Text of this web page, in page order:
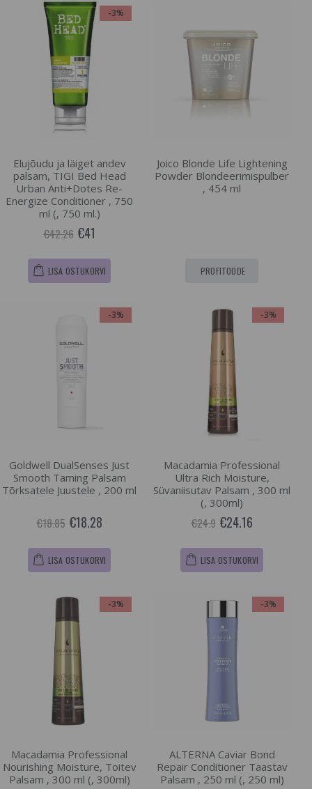
-3%
Elujõudu ja läiget andev
palsam, TIGI Bed Head
Urban Anti+Dotes Re-
Energize Conditioner , 750
ml (, 750 ml.)
€42.26 €41
LISA OSTUKORVI
Joico Blonde Life Lightening
Powder Blondeerimispulber
, 454 ml
PROFITOODE
-3%
Goldwell DualSenses Just
Smooth Taming Palsam
Tõrksatele Juustele , 200 ml
€18.85 €18.28
LISA OSTUKORVI
-3%
Macadamia Professional
Ultra Rich Moisture,
Süvaniisutav Palsam , 300 ml
(, 300ml)
€24.9 €24.16
LISA OSTUKORVI
-3%
Macadamia Professional
Nourishing Moisture, Toitev
Palsam , 300 ml (, 300ml)
-3%
ALTERNA Caviar Bond
Repair Conditioner Taastav
Palsam , 250 ml (, 250 ml)